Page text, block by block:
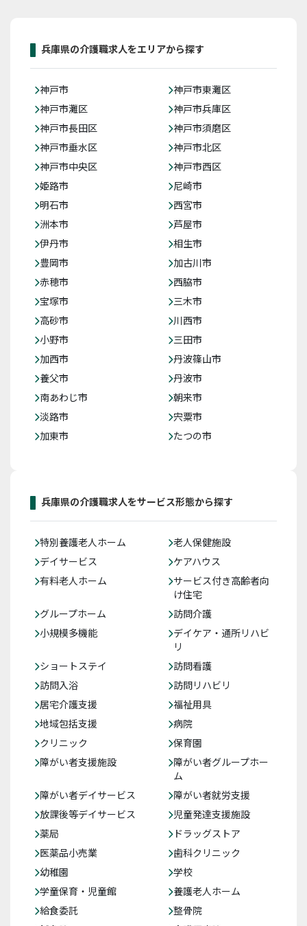
兵庫県の介護職求人をエリアから探す
神戸市
神戸市東灘区
神戸市灘区
神戸市兵庫区
神戸市長田区
神戸市須磨区
神戸市垂水区
神戸市北区
神戸市中央区
神戸市西区
姫路市
尼崎市
明石市
西宮市
洲本市
芦屋市
伊丹市
相生市
豊岡市
加古川市
赤穂市
西脇市
宝塚市
三木市
高砂市
川西市
小野市
三田市
加西市
丹波篠山市
養父市
丹波市
南あわじ市
朝来市
淡路市
宍粟市
加東市
たつの市
兵庫県の介護職求人をサービス形態から探す
特別養護老人ホーム
老人保健施設
デイサービス
ケアハウス
有料老人ホーム
サービス付き高齢者向
け住宅
グループホーム
訪問介護
小規模多機能
デイケア・通所リハビ
リ
ショートステイ
訪問看護
訪問入浴
訪問リハビリ
居宅介護支援
福祉用具
地域包括支援
病院
クリニック
保育園
障がい者支援施設
障がい者グループホー
ム
障がい者デイサービス
障がい者就労支援
放課後等デイサービス
児童発達支援施設
薬局
ドラッグストア
医薬品小売業
歯科クリニック
幼稚園
学校
学童保育・児童館
養護老人ホーム
給食委託
整骨院